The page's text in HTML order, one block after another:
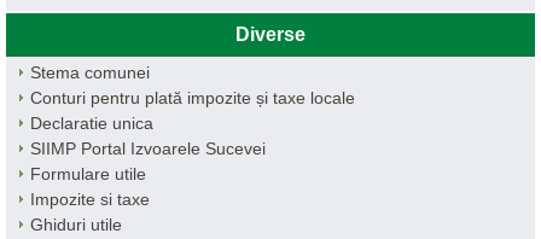
Diverse
Stema comunei
Conturi pentru plată impozite și taxe locale
Declaratie unica
SIIMP Portal Izvoarele Sucevei
Formulare utile
Impozite si taxe
Ghiduri utile